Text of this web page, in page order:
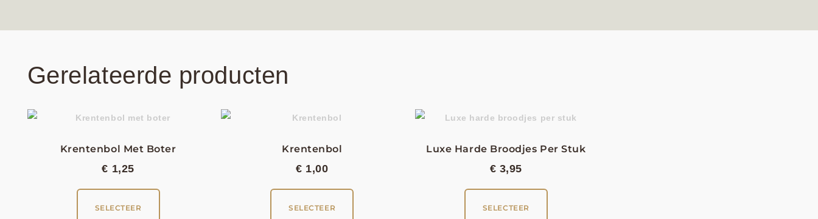
Gerelateerde producten
Krentenbol Met Boter
€ 1,25
SELECTEER
Krentenbol
€ 1,00
SELECTEER
Luxe Harde Broodjes Per Stuk
€ 3,95
SELECTEER